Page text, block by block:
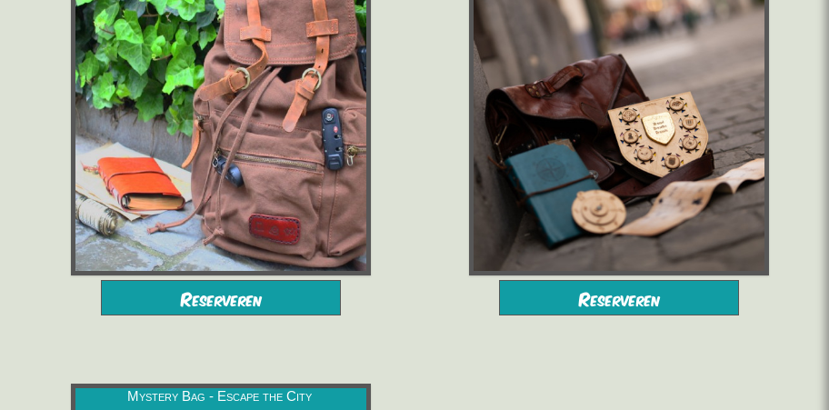
vanaf 16,00 €/pers.Reserveren
vanaf 16,00 €/pers.Reserveren
Mystery Bag - Escape the City